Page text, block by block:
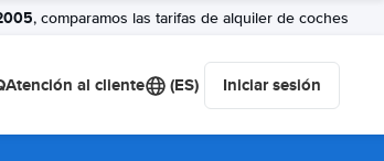
, comparamos las tarifas de alquiler de coches
Atención al cliente (ES) Iniciar sesión